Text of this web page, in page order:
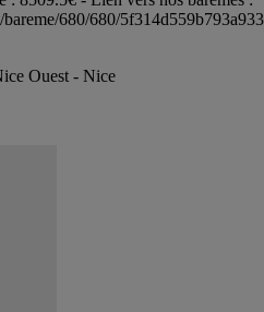
680/680/
Ouest - Nice